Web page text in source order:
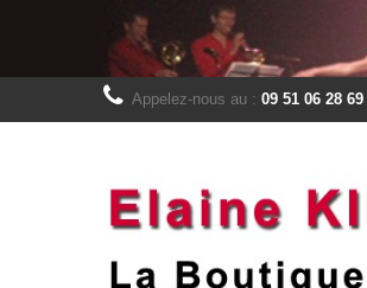
Appelez-nous au : 09 51 06 28